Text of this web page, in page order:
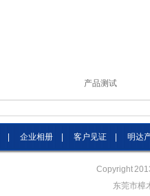
产品测试
企业相册 客户见证 明达
Copyright
东莞市樟